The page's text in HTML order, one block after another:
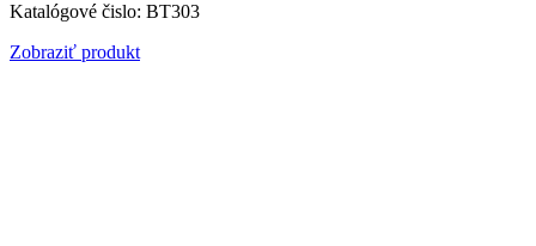
Katalógové čislo: BT303
Zobraziť produkt